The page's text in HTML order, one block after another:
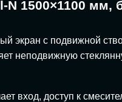
1500×1100
экран с подвижной
неподвижную
вход, доступ к